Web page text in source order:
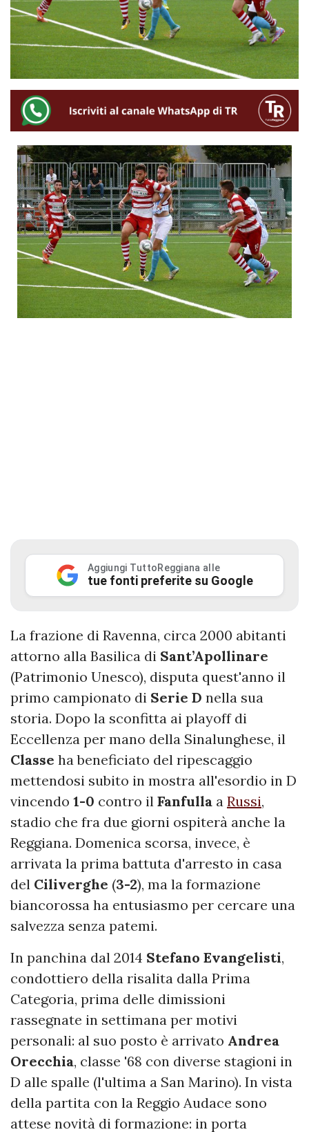
Aggiungi TuttoReggiana alle
tue fonti preferite su Google
La frazione di Ravenna, circa 2000 abitanti
attorno alla Basilica di Sant’Apollinare
(Patrimonio Unesco), disputa quest'anno il
primo campionato di Serie D nella sua
storia. Dopo la sconfitta ai playoff di
Eccellenza per mano della Sinalunghese, il
Classe ha beneficiato del ripescaggio
mettendosi subito in mostra all'esordio in D
vincendo 1-0 contro il Fanfulla a Russi,
stadio che fra due giorni ospiterà anche la
Reggiana. Domenica scorsa, invece, è
arrivata la prima battuta d'arresto in casa
del Ciliverghe (3-2), ma la formazione
biancorossa ha entusiasmo per cercare una
salvezza senza patemi.
In panchina dal 2014 Stefano Evangelisti,
condottiero della risalita dalla Prima
Categoria, prima delle dimissioni
rassegnate in settimana per motivi
personali: al suo posto è arrivato Andrea
Orecchia, classe '68 con diverse stagioni in
D alle spalle (l'ultima a San Marino). In vista
della partita con la Reggio Audace sono
attese novità di formazione: in porta